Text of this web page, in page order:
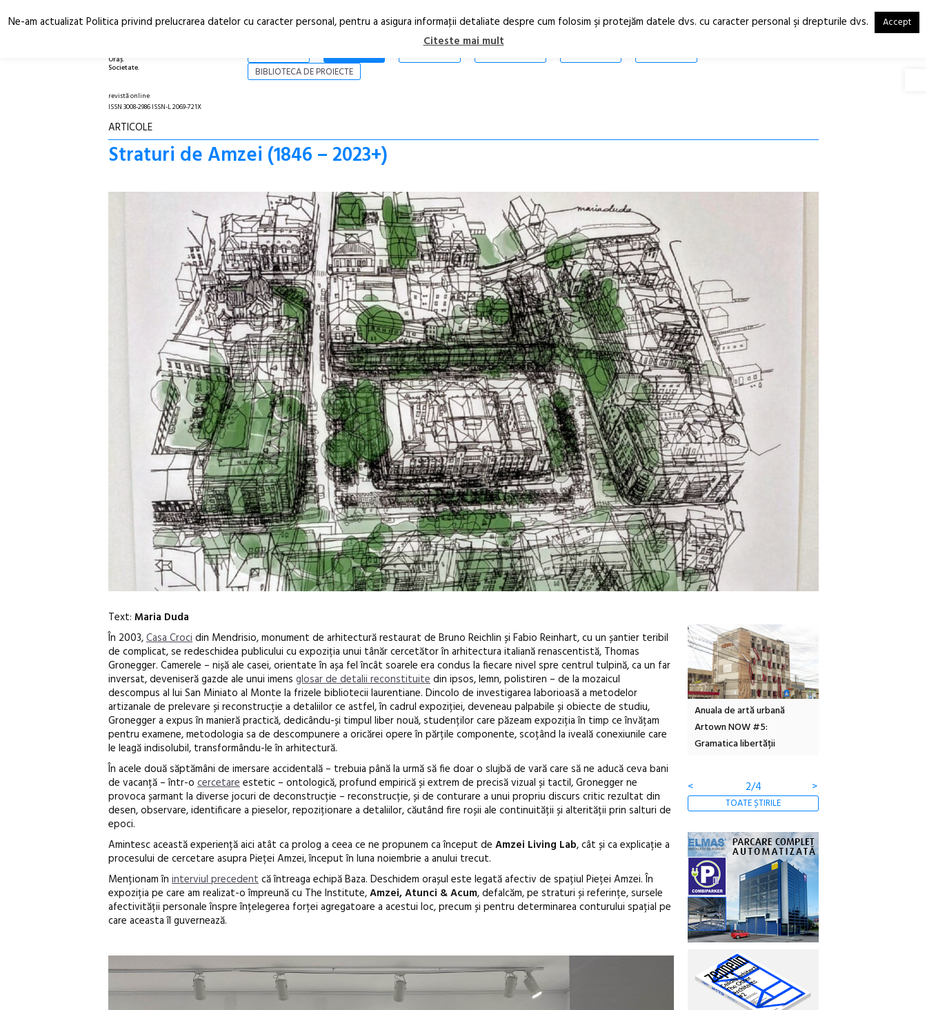
Oraș.
Societate.
RO
EN
ARTICOLE
BIBLIOTECA DE PROIECTE
revistă online
ISSN 3008-2986 ISSN-L 2069-721X
ARTICOLE
Straturi de Amzei (1846 – 2023+)
Text: Maria Duda
În 2003,Casa Crocidin Mendrisio, monument de arhitectură restaurat de Bruno Reichlin și Fabio Reinhart, cu un șantier teribil
de complicat, se redeschidea publicului cu expoziția unui tânăr cercetător în arhitectura italiană renascentistă, Thomas
Gronegger. Camerele – nișă ale casei, orientate în așa fel încât soarele era condus la fiecare nivel spre centrul tulpină, ca un far
inversat, deveniseră gazde ale unui imens glosar de detalii reconstituitedin ipsos, lemn, polistiren – de la mozaicul
descompus al lui San Miniato al Monte la frizele bibliotecii laurentiane. Dincolo de investigarea laborioasă a metodelor
artizanale de prelevare și reconstrucție a detaliilor ce astfel, în cadrul expoziției, deveneau palpabile și obiecte de studiu,
Gronegger a expus în manieră practică, dedicându-și timpul liber nouă, studenților care păzeam expoziția în timp ce învățam
pentru examene, metodologia sa de descompunere a oricărei opere în părțile componente, scoțând la iveală conexiunile care
le leagă indisolubil, transformându-le în arhitectură.
În acele două săptămâni de imersare accidentală – trebuia până la urmă să fie doar o slujbă de vară care să ne aducă ceva bani
de vacanță – într-o cercetareestetic – ontologică, profund empirică și extrem de precisă vizual și tactil, Gronegger ne
provoca șarmant la diverse jocuri de deconstrucție – reconstrucție, și de conturare a unui propriu discurs critic rezultat din
desen, observare, identificare a pieselor, repoziționare a detaliilor, căutând fire roșii ale continuității și alterității prin salturi de
epoci.
Amintesc această experiență aici atât ca prolog a ceea ce ne propunem ca început de Amzei Living Lab, cât și ca explicație a
procesului de cercetare asupra Pieței Amzei, început în luna noiembrie a anului trecut.
Menționam în interviul precedentcă întreaga echipă Baza. Deschidem orașul este legată afectiv de spațiul Pieței Amzei. În
expoziția pe care am realizat-o împreună cu The Institute,Amzei, Atunci & Acum, defalcăm, pe straturi și referințe, sursele
afectivității personale înspre înțelegerea forței agregatoare a acestui loc, precum și pentru determinarea conturului spațial pe
care aceasta îl guvernează.
Anuala de artă urbană
Artown NOW #5:
Festivalul Cinemascop
revine la Eforie Sud cu a IX-a
ediție
<
3/4 >
TOATE ȘTIRILE
Ne-am actualizat Politica privind prelucrarea datelor cu caracter personal, pentru a asigura informaţii detaliate despre cum folosim şi protejăm datele dvs. cu caracter personal şi drepturile dvs. Accept
Citeste mai mult